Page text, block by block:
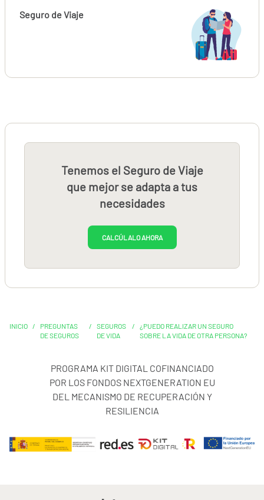
Seguro de Viaje
Tenemos el Seguro de Viaje
que mejor se adapta a tus
necesidades
CALCÚLALO AHORA
INICIO /
PREGUNTAS
DE SEGUROS
/
SEGUROS
DE VIDA
/
¿PUEDO REALIZAR UN SEGURO
SOBRE LA VIDA DE OTRA PERSONA?
PROGRAMA KIT DIGITAL COFINANCIADO
POR LOS FONDOS NEXTGENERATION EU
DEL MECANISMO DE RECUPERACIÓN Y
RESILIENCIA